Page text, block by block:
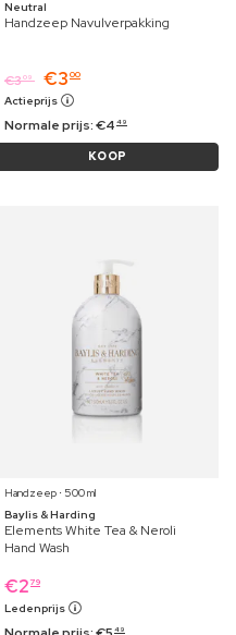
Neutral
Handzeep Navulverpakking
€309 €3 00
Actieprijs
Normale prijs:€4 49
KOOP
Handzeep ⋅ 500 ml
Baylis & Harding
Elements White Tea & Neroli
Hand Wash
€2 79
Ledenprijs
49